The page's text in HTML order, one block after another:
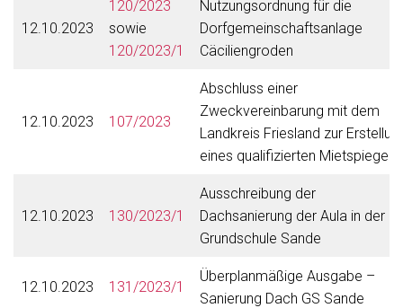
12.10.2023
120/2023
sowie
120/2023/1
Nutzungsordnung für die
Dorfgemeinschaftsanlage
Cäciliengroden
12.10.2023 107/2023
Abschluss einer
Zweckvereinbarung mit dem
Landkreis Friesland zur
eines qualifizierten Mietspiegels
12.10.2023 130/2023/1
Ausschreibung der
Dachsanierung der Aula in der
Grundschule Sande
12.10.2023 131/2023/1
Überplanmäßige Ausgabe –
Sanierung Dach GS Sande